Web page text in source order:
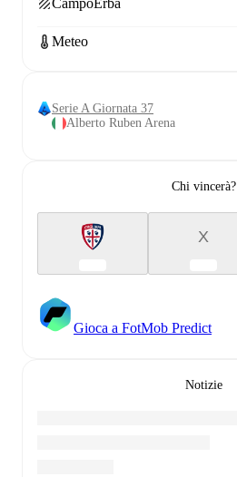
Meteo
Serie A Giornata 37
Alberto Ruben Arena
Chi vincerà?
X
Gioca a FotMob Predict
Notizie